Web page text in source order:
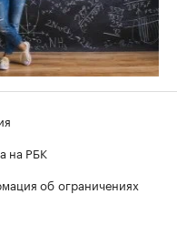
на РБК
об ограничениях